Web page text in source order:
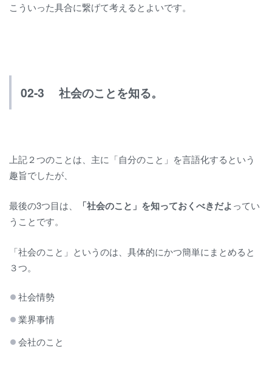
こういった具合に繋げて考えるとよいです。
02-3 社会のことを知る。
上記２つのことは、主に「自分のこと」を言語化するという
趣旨でしたが、
最後の3つ目は、 「社会のこと」を知っておくべきだよってい
うことです。
「社会のこと」というのは、具体的にかつ簡単にまとめると
３つ。
社会情勢
業界事情
会社のこと